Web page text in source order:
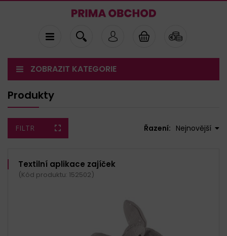
ZOBRAZIT KATEGORIE
Produkty
FILTR Řazení: Nejnovější
Textilní aplikace zajíček
(Kód produktu: 152502)